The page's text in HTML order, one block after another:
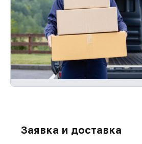
Заявка и доставка